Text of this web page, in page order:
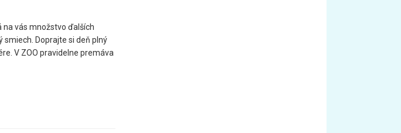
na vás množstvo ďalších
smiech. Doprajte si deň plný
V ZOO pravidelne premáva